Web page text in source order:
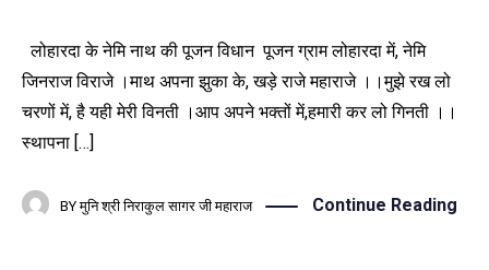
लोहारदा के नेमि नाथ की पूजन विधान पूजन ग्राम लोहारदा में, नेमि
जिनराज विराजे ।माथ अपना झुका के, खड़े राजे महाराजे ।।मुझे रख लो
चरणों में, है यही मेरी विनती ।आप अपने भक्तों में,हमारी कर लो गिनती ।।
स्थापना […]
BY मुनि श्री निराकुल सागर जी महाराज Continue Reading